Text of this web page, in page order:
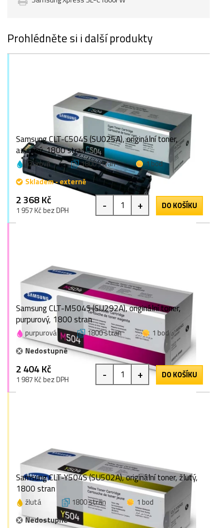
Prohlédněte si i další produkty
Samsung CLT-C504S (SU025A), originální toner,
azurový, 1800 stran
azurová 1800 stran
1 bod
Skladem - externě
2 368 Kč
1 957 Kč bez DPH - + DO KOŠÍKU
Samsung CLT-M504S (SU292A), originální toner,
purpurový, 1800 stran
purpurová 1800 stran
1 bod
Nedostupné
2 404 Kč
1 987 Kč bez DPH - + DO KOŠÍKU
Samsung CLT-Y504S (SU502A), originální toner, žlutý,
1800 stran
žlutá 1800 stran
1 bod
Nedostupné